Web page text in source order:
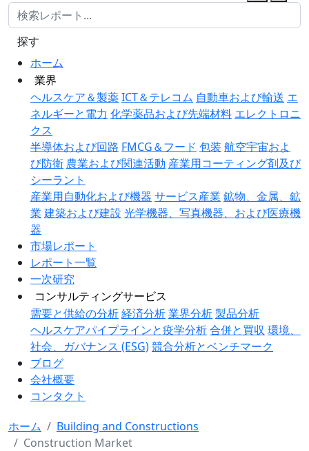
ホーム
業界
ヘルスケア＆製薬ICT＆テレコム 自動車および輸送 エ
ネルギーと電力 化学薬品および先端材料 エレクトロニ
クス
半導体および回路 FMCG＆フード 包装 航空宇宙およ
び防衛 農業および関連活動 産業用コーティング剤及び
シーラント
産業用自動化および機器 サービス産業 鉱物、金属、鉱
業 建築および建設 光学機器、写真機器、および医療機
器
市場レポート
レポート一覧
一次研究
コンサルティングサービス
需要と供給の分析経済分析業界分析製品分析
ヘルスケアパイプラインと疫学分析合併と買収 環境、
社会、ガバナンス (ESG)競合分析とベンチマーク
ブログ
会社概要
コンタクト
探す
ホーム
Building and Constructions
Construction Market